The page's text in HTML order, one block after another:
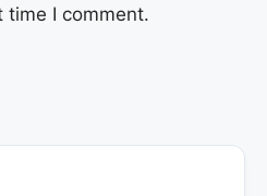
time I comment.